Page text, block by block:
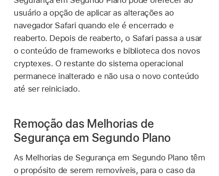
usuário a opção de aplicar as alterações ao
navegador Safari quando ele é encerrado e
reaberto. Depois de reaberto, o Safari passa a usar
o conteúdo de frameworks e biblioteca dos novos
cryptexes. O restante do sistema operacional
permanece inalterado e não usa o novo conteúdo
até ser reiniciado.
Remoção das Melhorias de
Segurança em Segundo Plano
As Melhorias de Segurança em Segundo Plano têm
o propósito de serem removíveis, para o caso da